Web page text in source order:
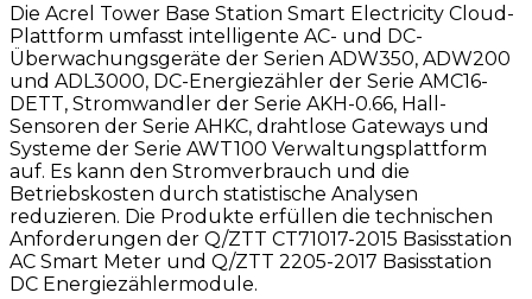
Die Acrel Tower Base Station Smart Electricity Cloud-
Plattform umfasst intelligente AC- und DC-
Überwachungsgeräte der Serien ADW350, ADW200
und ADL3000, DC-Energiezähler der Serie AMC16-
DETT, Stromwandler der Serie AKH-0.66, Hall-
Sensoren der Serie AHKC, drahtlose Gateways und
Systeme der Serie AWT100 Verwaltungsplattform
auf. Es kann den Stromverbrauch und die
Betriebskosten durch statistische Analysen
reduzieren. Die Produkte erfüllen die technischen
Anforderungen der Q/ZTT CT71017-2015 Basisstation
AC Smart Meter und Q/ZTT 2205-2017 Basisstation
DC Energiezählermodule.